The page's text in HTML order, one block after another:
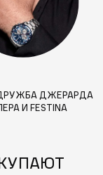
ДЖЕРАРДА
И FESTINA